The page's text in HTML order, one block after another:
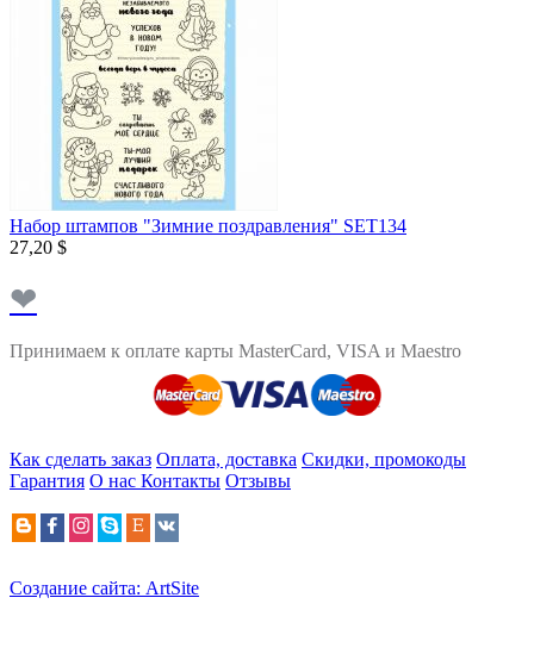
Набор штампов "Зимние поздравления" SET134
27,20 $
❤
Принимаем к оплате карты MasterCard, VISA и Maestro
Как сделать заказ Оплата, доставка Скидки, промокоды
Гарантия О нас Контакты Отзывы
Создание сайта: ArtSite